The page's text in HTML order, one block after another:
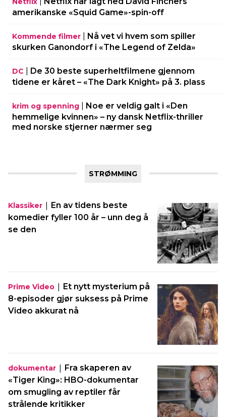
amerikanske «Squid Game»-spin-off
Kommende filmer
Nå vet vi hvem som spiller
skurken Ganondorf i «The Legend of Zelda»
DC
De 30 beste superheltfilmene gjennom
tidene er kåret – «The Dark Knight» på 3. plass
krim og spenning
Noe er veldig galt i «Den
hemmelige kvinnen» – ny dansk Netflix-thriller
med norske stjerner nærmer seg
STRØMMING
Klassiker | En av tidens beste
komedier fyller 100 år – unn deg å
se den
Prime Video | Et nytt mysterium på
8-episoder gjør suksess på Prime
Video akkurat nå
dokumentar | Fra skaperen av
«Tiger King»: HBO-dokumentar
om smugling av reptiler får
strålende kritikker